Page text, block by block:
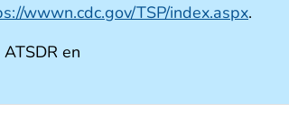
wwwn.cdc.gov/TSP/index.aspx.
en